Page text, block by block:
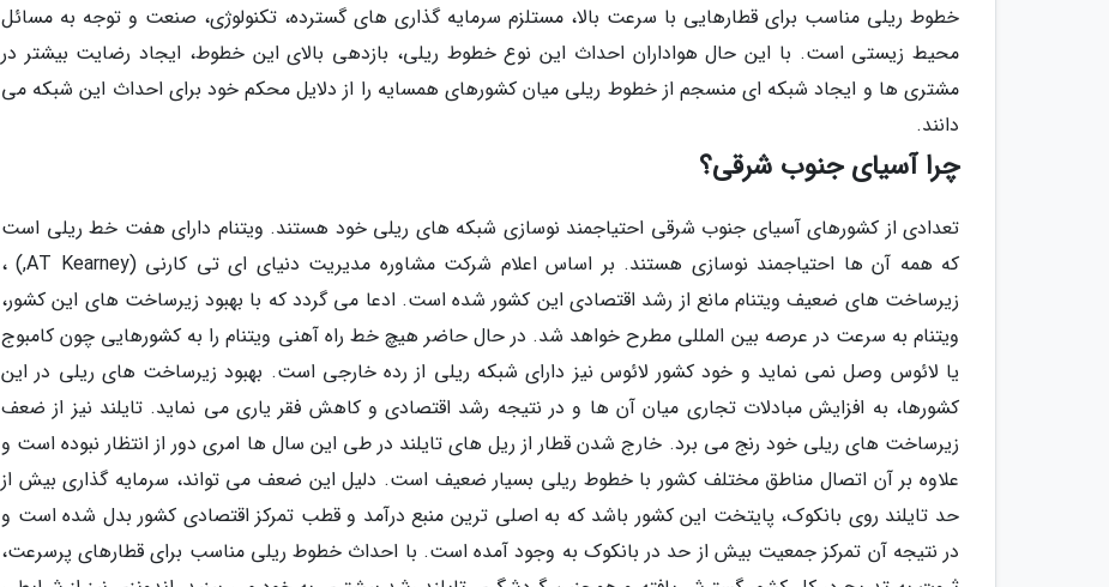
خطوط ریلی مناسب برای قطارهایی با سرعت بالا، مستلزم سرمایه گذاری های گسترده، تکنولوژی، صنعت و توجه به مسائل
محیط زیستی است. با این حال هواداران احداث این نوع خطوط ریلی، بازدهی بالای این خطوط، ایجاد رضایت بیشتر در
مشتری ها و ایجاد شبکه ای منسجم از خطوط ریلی میان کشورهای همسایه را از دلایل محکم خود برای احداث این شبکه می
دانند.
چرا آسیای جنوب شرقی؟
تعدادی از کشورهای آسیای جنوب شرقی احتیاجمند نوسازی شبکه های ریلی خود هستند. ویتنام دارای هفت خط ریلی است
که همه آن ها احتیاجمند نوسازی هستند. بر اساس اعلام شرکت مشاوره مدیریت دنیای ای تی کارنی (AT Kearney,) ،
زیرساخت های ضعیف ویتنام مانع از رشد اقتصادی این کشور شده است. ادعا می گردد که با بهبود زیرساخت های این کشور،
ویتنام به سرعت در عرصه بین المللی مطرح خواهد شد. در حال حاضر هیچ خط راه آهنی ویتنام را به کشورهایی چون کامبوج
یا لائوس وصل نمی نماید و خود کشور لائوس نیز دارای شبکه ریلی از رده خارجی است. بهبود زیرساخت های ریلی در این
کشورها، به افزایش مبادلات تجاری میان آن ها و در نتیجه رشد اقتصادی و کاهش فقر یاری می نماید. تایلند نیز از ضعف
زیرساخت های ریلی خود رنج می برد. خارج شدن قطار از ریل های تایلند در طی این سال ها امری دور از انتظار نبوده است و
علاوه بر آن اتصال مناطق مختلف کشور با خطوط ریلی بسیار ضعیف است. دلیل این ضعف می تواند، سرمایه گذاری بیش از
حد تایلند روی بانکوک، پایتخت این کشور باشد که به اصلی ترین منبع درآمد و قطب تمرکز اقتصادی کشور بدل شده است و
در نتیجه آن تمرکز جمعیت بیش از حد در بانکوک به وجود آمده است. با احداث خطوط ریلی مناسب برای قطارهای پرسرعت،